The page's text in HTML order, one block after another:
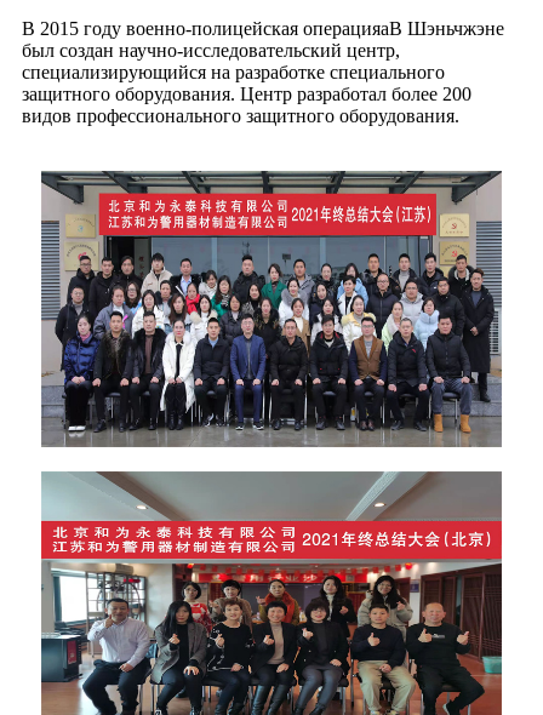
В 2015 году военно-полицейская операцияaВ Шэньчжэне
был создан научно-исследовательский центр,
специализирующийся на разработке специального
защитного оборудования. Центр разработал более 200
видов профессионального защитного оборудования.